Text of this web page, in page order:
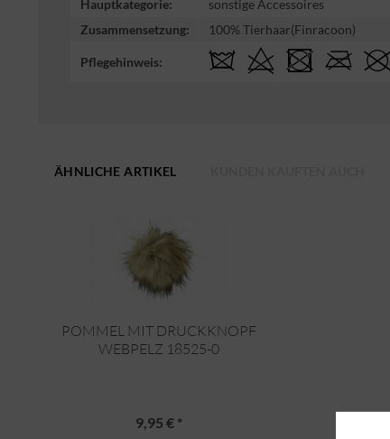
Hauptkategorie:
sonstige Accessoires
Zusammensetzung:
100% Tierhaar(Finracoon)
Pflegehinweis:
ÄHNLICHE ARTIKEL
POMMEL MIT DRUCKKNOPF
WEBPELZ 18525-0
9,95 € *